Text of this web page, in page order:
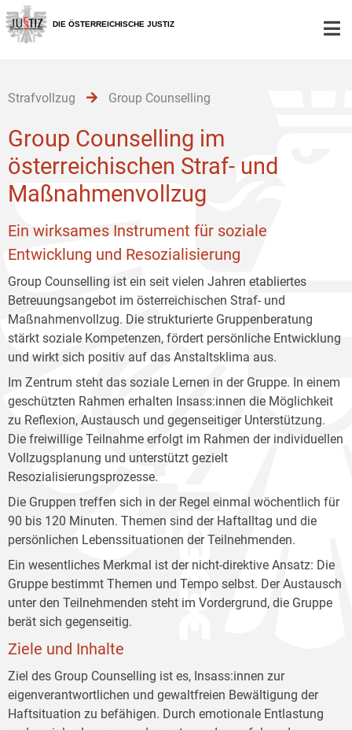
Zur
Hauptnavigation
[1]
Zum
Inhalt
[2]
Zum
Untermenü
[3]
DIE ÖSTERREICHISCHE JUSTIZ
Strafvollzug Group Counselling
Group Counselling im
österreichischen Straf- und
Maßnahmenvollzug
Ein wirksames Instrument für soziale
Entwicklung und Resozialisierung
Group Counselling ist ein seit vielen Jahren etabliertes
Betreuungsangebot im österreichischen Straf- und
Maßnahmenvollzug. Die strukturierte Gruppenberatung
stärkt soziale Kompetenzen, fördert persönliche Entwicklung
und wirkt sich positiv auf das Anstaltsklima aus.
Im Zentrum steht das soziale Lernen in der Gruppe. In einem
geschützten Rahmen erhalten Insass:innen die Möglichkeit
zu Reflexion, Austausch und gegenseitiger Unterstützung.
Die freiwillige Teilnahme erfolgt im Rahmen der individuellen
Vollzugsplanung und unterstützt gezielt
Resozialisierungsprozesse.
Die Gruppen treffen sich in der Regel einmal wöchentlich für
90 bis 120 Minuten. Themen sind der Haftalltag und die
persönlichen Lebenssituationen der Teilnehmenden.
Ein wesentliches Merkmal ist der nicht-direktive Ansatz: Die
Gruppe bestimmt Themen und Tempo selbst. Der Austausch
unter den Teilnehmenden steht im Vordergrund, die Gruppe
berät sich gegenseitig.
Ziele und Inhalte
Ziel des Group Counselling ist es, Insass:innen zur
eigenverantwortlichen und gewaltfreien Bewältigung der
Haftsituation zu befähigen. Durch emotionale Entlastung